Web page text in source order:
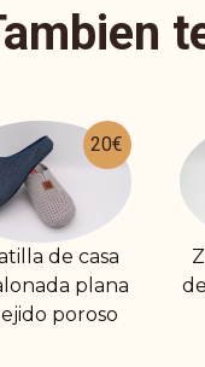
61€
de casa
viaje con funda
de piel